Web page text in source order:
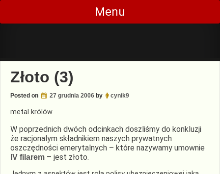
Skip
content
Menu
Złoto (3)
Posted on 27 grudnia 2006 by cynik9
metal królów
W poprzednich dwóch odcinkach doszliśmy do konkluzji
że racjonalym składnikiem naszych prywatnych
oszczędności emerytalnych – które nazywamy umownie
IV filarem – jest złoto.